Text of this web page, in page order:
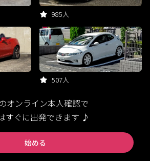
985人
507人
オンライン本人確認で
すぐに出発できます ♪
始める